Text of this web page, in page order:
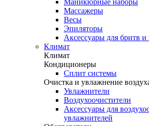
Маникюрные наборы
Массажеры
Весы
Эпиляторы
Аксессуары для бритв и
Климат
Климат
Кондиционеры
Сплит системы
Очистка и увлажнение
Увлажнители
Воздухоочистители
Аксессуары для
увлажнителей